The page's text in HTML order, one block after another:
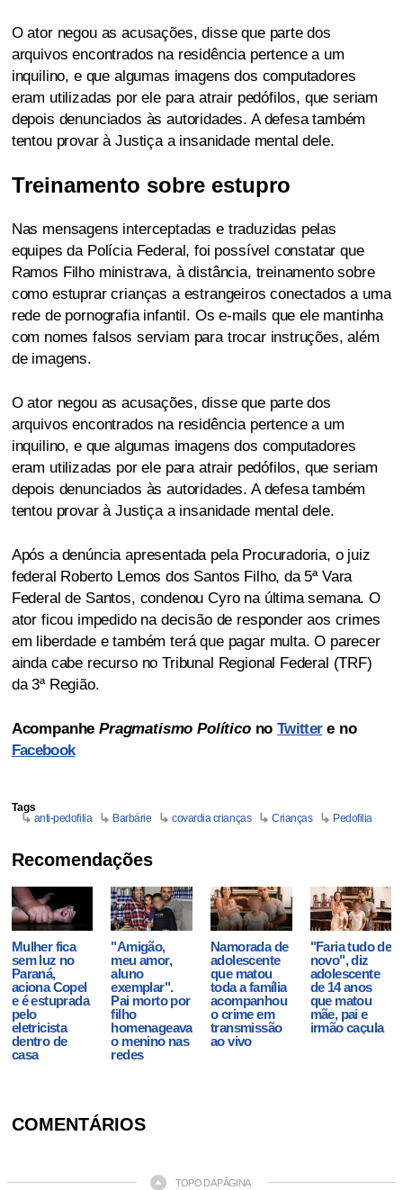
O ator negou as acusações, disse que parte dos
arquivos encontrados na residência pertence a um
inquilino, e que algumas imagens dos computadores
eram utilizadas por ele para atrair pedófilos, que seriam
depois denunciados às autoridades. A defesa também
tentou provar à Justiça a insanidade mental dele.
Treinamento sobre estupro
Nas mensagens interceptadas e traduzidas pelas
equipes da Polícia Federal, foi possível constatar que
Ramos Filho ministrava, à distância, treinamento sobre
como estuprar crianças a estrangeiros conectados a uma
rede de pornografia infantil. Os e-mails que ele mantinha
com nomes falsos serviam para trocar instruções, além
de imagens.
O ator negou as acusações, disse que parte dos
arquivos encontrados na residência pertence a um
inquilino, e que algumas imagens dos computadores
eram utilizadas por ele para atrair pedófilos, que seriam
depois denunciados às autoridades. A defesa também
tentou provar à Justiça a insanidade mental dele.
Após a denúncia apresentada pela Procuradoria, o juiz
federal Roberto Lemos dos Santos Filho, da 5ª Vara
Federal de Santos, condenou Cyro na última semana. O
ator ficou impedido na decisão de responder aos crimes
em liberdade e também terá que pagar multa. O parecer
ainda cabe recurso no Tribunal Regional Federal (TRF)
da 3ª Região.
AcompanhePragmatismo PolíticonoTwittere no
Facebook
Tags
anti-pedofilia
Barbárie covardia crianças Crianças Pedofilia
Recomendações
Mulher fica
sem luz no
Paraná,
aciona Copel
e é estuprada
pelo
eletricista
dentro de
casa
"Amigão,
meu amor,
aluno
exemplar".
Pai morto por
filho
homenageava
o menino nas
redes
Namorada de
adolescente
que matou
toda a família
acompanhou
o crime em
transmissão
ao vivo
"Faria tudo de
novo", diz
adolescente
de 14 anos
que matou
mãe, pai e
irmão caçula
COMENTÁRIOS
TOPO DA PÁGINA